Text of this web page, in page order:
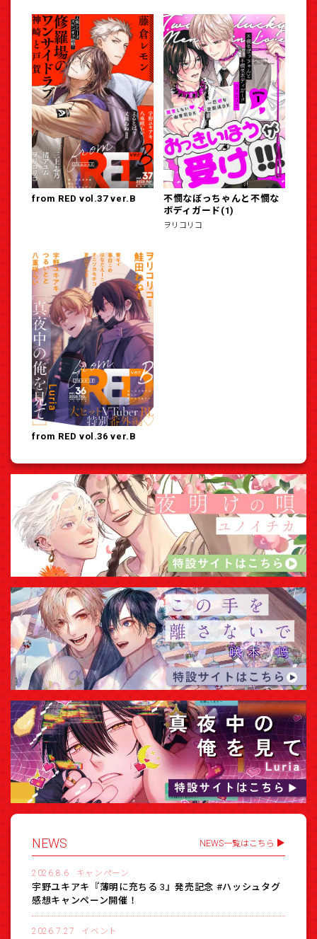
from RED vol.37 ver.B
不憫なぼっちゃんと不憫な
ボディガード(1)
ヲリコリコ
from RED vol.36 ver.B
NEWS NEWS一覧はこちら
2026.8.6 キャンペーン
宇野ユキアキ『薄明に充ちる 3』発売記念 #ハッシュタグ
感想キャンペーン開催！
2026.7.27 イベント